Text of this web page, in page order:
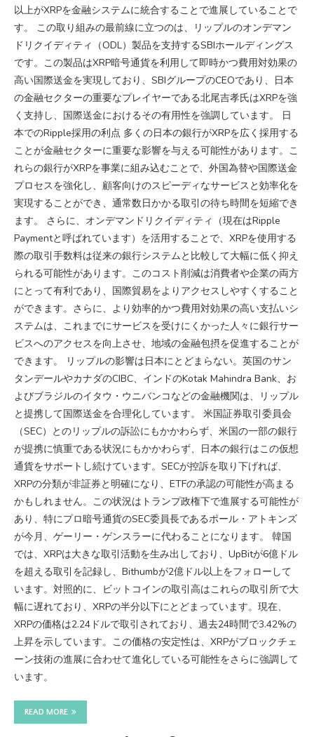
以上がXRPを金融システムに統合することで進展していることで
す。 この取り組みの最前線に立つのは、リップルのオンデマン
ドリクイディティ（ODL）製品を支持するSBIホールディングス
です。この製品はXRP暗号通貨を利用して即時かつ費用対効果の
高い国際送金を実現しており、SBIグループのCEOであり、日本
の金融セクターの重要なプレイヤーである北尾吉孝氏はXRPを強
く支持し、国際送金におけるその有用性を強調しています。 日
本でのRipple採用の利点 多くの日本の銀行がXRPを広く採用する
ことが金融セクターに重要な影響を与える可能性があります。こ
れらの銀行がXRPを事業に組み込むことで、外国為替や国際送金
プロセスを強化し、顧客向けのスピーディなサービスと効率化を
実現することができ、通常数日かかる取引の待ち時間を短縮でき
ます。 さらに、オンデマンドリクイディティ（現在はRipple
Paymentと呼ばれています）を活用することで、XRPを使用する
際の取引手数料は従来の銀行システムと比較して大幅に低く抑え
られる可能性があります。このコスト削減は消費者や企業の両方
にとって有利であり、国際貿易をよりアクセスしやすくすること
ができます。さらに、より効率的かつ費用対効果の高い支払いシ
ステムは、これまでにサービスを受けにくかった人々に銀行サー
ビスへのアクセスを向上させ、地域の金融包摂を促進することが
できます。 リップルの影響は日本にとどまらない。英国のサン
タンデールやカナダのCIBC、インドのKotak Mahindra Bank、お
よびブラジルのイタウ・ウニバンコなどの金融機関は、リップル
と提携して国際送金を合理化しています。 米国証券取引委員会
（SEC）とのリップルの訴訟にもかかわらず、米国の一部の銀行
が提携に慎重である状況にもかかわらず、日本の銀行はこの仮想
通貨をサポートし続けています。SECが控訴を取り下げれば、
XRPの分類が非証券と明確になり、ETFの承認の可能性が高まる
かもしれません。この状況はトランプ政権下で進展する可能性が
あり、特にプロ暗号通貨のSEC委員長であるポール・アトキンズ
が今月、ゲーリー・ゲンスラーに代わることになります。 韓国
では、XRPは大きな取引活動を生み出しており、UpBitが6億ドル
を超える取引を記録し、Bithumbが2億ドル以上をフォローして
います。対照的に、ビットコインの取引高はこれらの取引所で大
幅に遅れており、XRPの半分以下にとどまっています。現在、
XRPの価格は2.24ドルで取引されており、過去24時間で3.42%の
上昇を示しています。この価格の安定性は、XRPがブロックチェ
ーン技術の進展に合わせて進化している可能性をさらに強調して
います。
READ MORE